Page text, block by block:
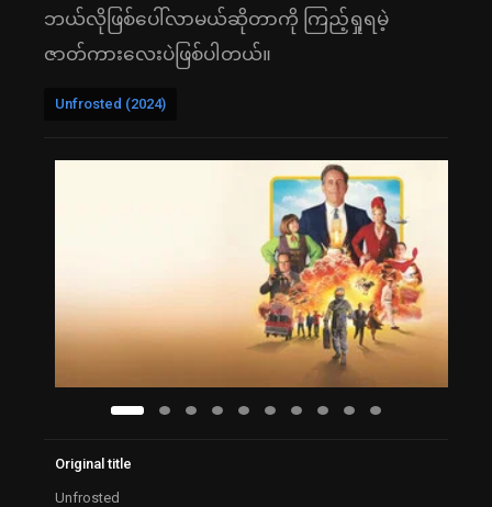
ဘယ်လိုဖြစ်ပေါ်လာမယ်ဆိုတာကို ကြည့်ရှုရမဲ့
ဇာတ်ကားလေးပဲဖြစ်ပါတယ်။
Unfrosted (2024)
Original title
Unfrosted